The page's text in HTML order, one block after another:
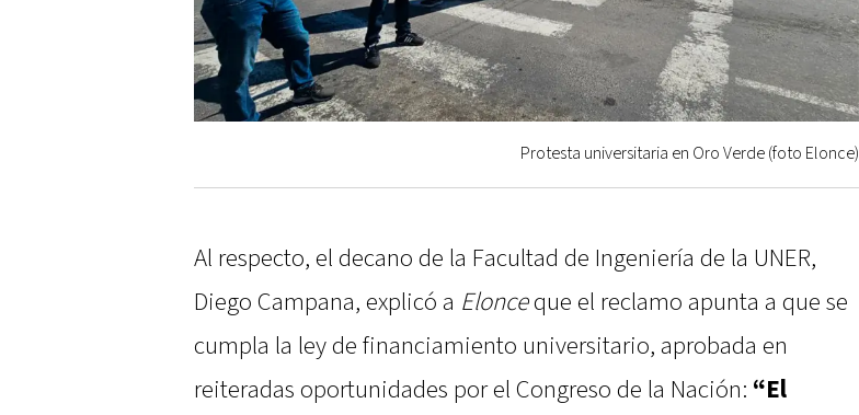
Protesta universitaria en Oro Verde (foto Elonce)
Al respecto, el decano de la Facultad de Ingeniería de la UNER,
Diego Campana, explicó a Elonceque el reclamo apunta a que se
cumpla la ley de financiamiento universitario, aprobada en
reiteradas oportunidades por el Congreso de la Nación: “El